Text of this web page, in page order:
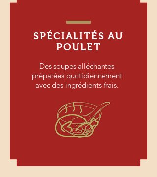
Des soupes alléchantes
préparées quotidiennement
avec des ingrédients frais.
SPÉCIALITÉS AU
POULET